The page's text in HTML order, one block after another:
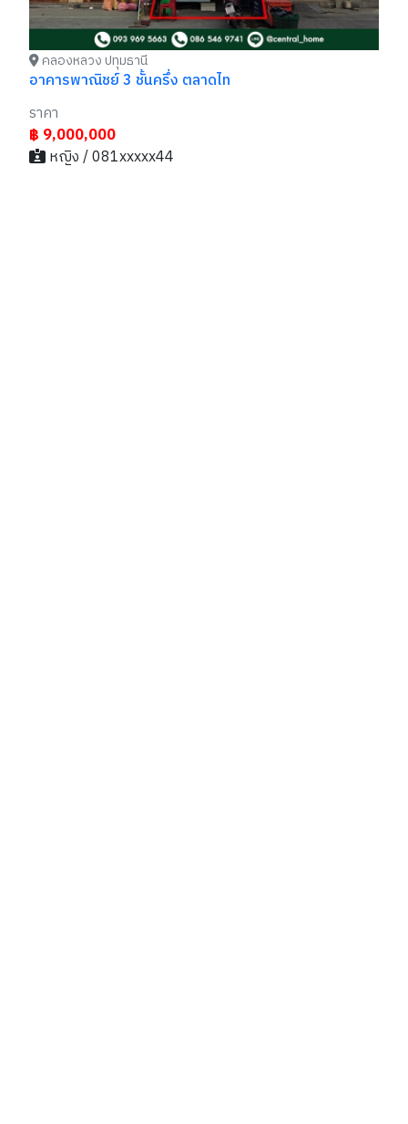
คลองหลวง ปทุมธานี
อาคารพาณิชย์ 3 ชั้นครึ่ง ตลาดไท
ราคา
฿ 9,000,000
หญิง / 081xxxxx44